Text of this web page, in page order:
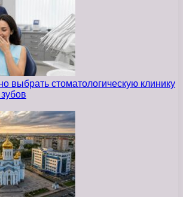
выбрать стоматологическую клинику